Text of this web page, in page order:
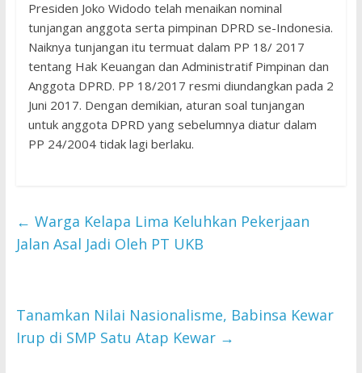
Presiden Joko Widodo telah menaikan nominal
tunjangan anggota serta pimpinan DPRD se-Indonesia.
Naiknya tunjangan itu termuat dalam PP 18/ 2017
tentang Hak Keuangan dan Administratif Pimpinan dan
Anggota DPRD. PP 18/2017 resmi diundangkan pada 2
Juni 2017. Dengan demikian, aturan soal tunjangan
untuk anggota DPRD yang sebelumnya diatur dalam
PP 24/2004 tidak lagi berlaku.
← Warga Kelapa Lima Keluhkan Pekerjaan
Jalan Asal Jadi Oleh PT UKB
Tanamkan Nilai Nasionalisme, Babinsa Kewar
Irup di SMP Satu Atap Kewar →